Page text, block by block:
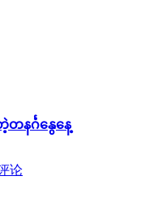
နင်္ဂနွေနေ့
论